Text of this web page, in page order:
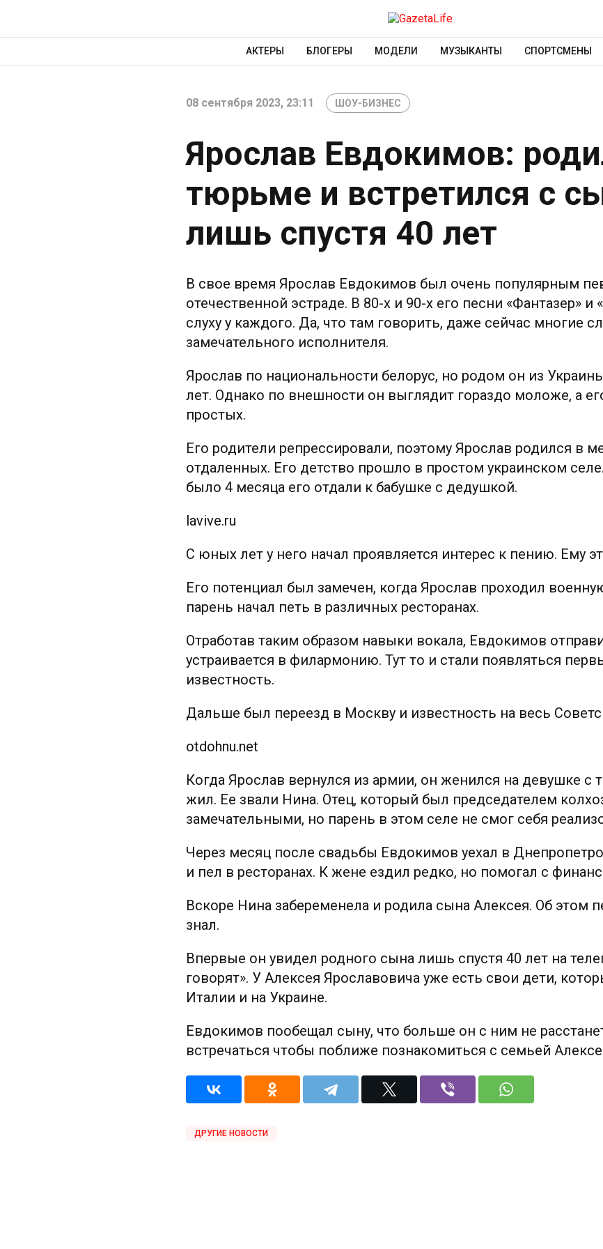
АКТЕРЫ БЛОГЕРЫ МОДЕЛИ МУЗЫКАНТЫ СПОРТСМЕНЫ
08 сентября 2023, 23:11 ШОУ-БИЗНЕС
Ярослав Евдокимов:
тюрьме и встретился с
лишь спустя 40 лет
В свое время Ярослав Евдокимов был очень популярным
отечественной эстраде. В 80-х и 90-х его песни «Фантазер»
слуху у каждого. Да, что там говорить, даже сейчас многие
замечательного исполнителя.
Ярослав по национальности белорус, но родом он из
лет. Однако по внешности он выглядит гораздо моложе, а
простых.
Его родители репрессировали, поэтому Ярослав родился в
отдаленных. Его детство прошло в простом украинском
было 4 месяца его отдали к бабушке с дедушкой.
lavive.ru
С юных лет у него начал проявляется интерес к пению. Ему
Его потенциал был замечен, когда Ярослав проходил
парень начал петь в различных ресторанах.
Отработав таким образом навыки вокала, Евдокимов
устраивается в филармонию. Тут то и стали появляться
известность.
Дальше был переезд в Москву и известность на весь
otdohnu.net
Когда Ярослав вернулся из армии, он женился на девушке с
жил. Ее звали Нина. Отец, который был председателем
замечательными, но парень в этом селе не смог себя
Через месяц после свадьбы Евдокимов уехал в
и пел в ресторанах. К жене ездил редко, но помогал с
Вскоре Нина забеременела и родила сына Алексея. Об этом
знал.
Впервые он увидел родного сына лишь спустя 40 лет на
говорят». У Алексея Ярославовича уже есть свои дети,
Италии и на Украине.
Евдокимов пообещал сыну, что больше он с ним не
встречаться чтобы поближе познакомиться с семьей
ДРУГИЕ НОВОСТИ